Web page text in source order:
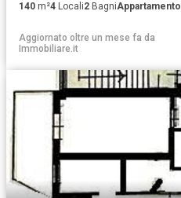
140 m²4 Locali2 BagniAppartamento
Aggiornato oltre un mese fa da
Immobiliare.it